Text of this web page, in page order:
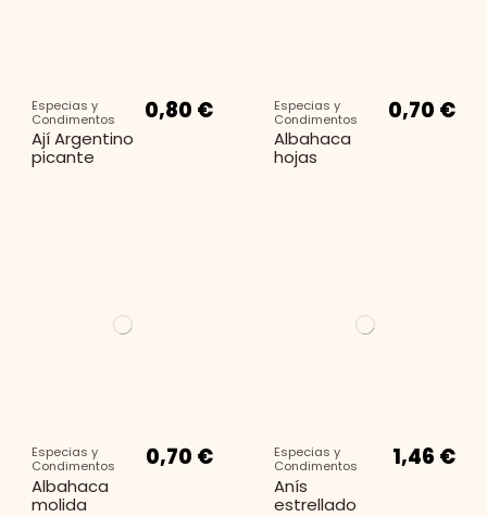
Especias y
Condimentos
Ají Argentino
picante
0,80 €
Especias y
Condimentos
Albahaca
hojas
0,70 €
Especias y
Condimentos
Albahaca
molida
0,70 €
Especias y
Condimentos
Anís
estrellado
1,46 €